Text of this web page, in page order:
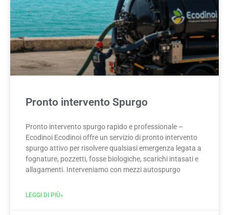
Pronto intervento Spurgo
Pronto intervento spurgo rapido e professionale –
Ecodinoi Ecodinoi offre un servizio di pronto intervento
spurgo attivo per risolvere qualsiasi emergenza legata a
fognature, pozzetti, fosse biologiche, scarichi intasati e
allagamenti. Interveniamo con mezzi autospurgo
LEGGI DI PIÙ»